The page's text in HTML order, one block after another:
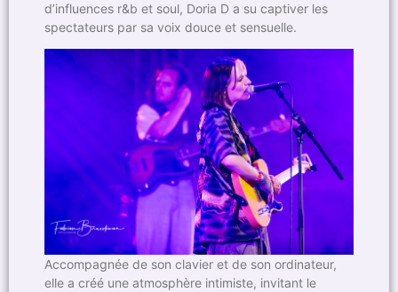
d’influences r&b et soul, Doria D a su captiver les
spectateurs par sa voix douce et sensuelle.
Accompagnée de son clavier et de son ordinateur,
elle a créé une atmosphère intimiste, invitant le